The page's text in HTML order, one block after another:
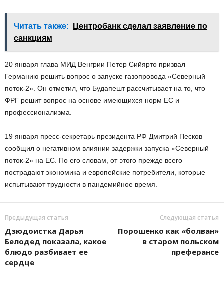
Читать также:
Центробанк сделал заявление по
санкциям
20 января глава МИД Венгрии Петер Сийярто призвал
Германию решить вопрос о запуске газопровода «Северный
поток-2». Он отметил, что Будапешт рассчитывает на то, что
ФРГ решит вопрос на основе имеющихся норм ЕС и
профессионализма.
19 января пресс-секретарь президента РФ Дмитрий Песков
сообщил о негативном влиянии задержки запуска «Северный
поток-2» на ЕС. По его словам, от этого прежде всего
пострадают экономика и европейские потребители, которые
испытывают трудности в пандемийное время.
Предыдущая статья
Дзюдоистка Дарья
Белодед показала, какое
блюдо разбивает ее
сердце
Следующая статья
Порошенко как «болван»
в старом польском
преферансе